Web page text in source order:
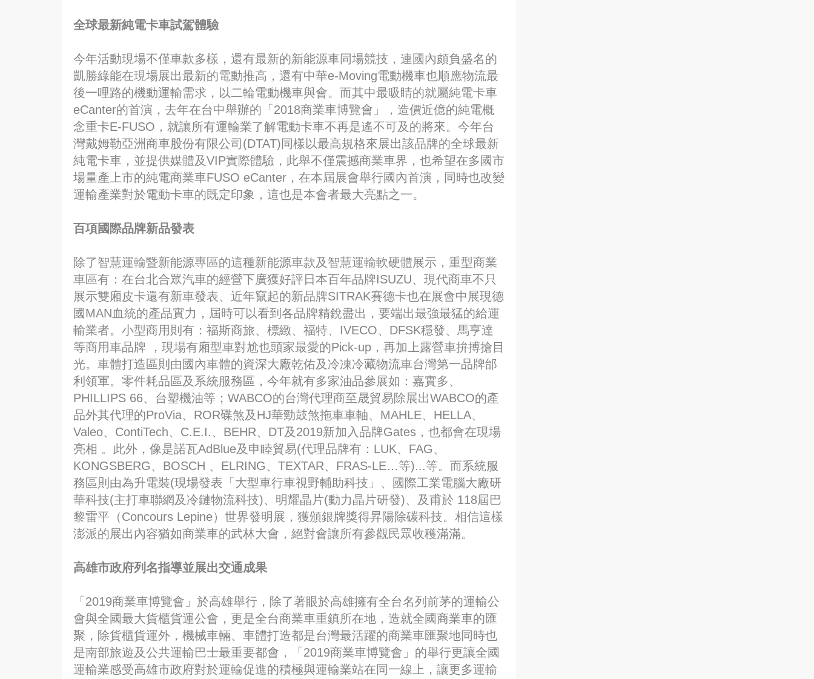
全球最新純電卡車試駕體驗
今年活動現場不僅車款多樣，還有最新的新能源車同場競技，連國內頗負盛名的
凱勝綠能在現場展出最新的電動推高，還有中華e-Moving電動機車也順應物流最
後一哩路的機動運輸需求，以二輪電動機車與會。而其中最吸睛的就屬純電卡車
eCanter的首演，去年在台中舉辦的「2018商業車博覽會」，造價近億的純電概
念重卡E-FUSO，就讓所有運輸業了解電動卡車不再是遙不可及的將來。今年台
灣戴姆勒亞洲商車股份有限公司(DTAT)同樣以最高規格來展出該品牌的全球最新
純電卡車，並提供媒體及VIP實際體驗，此舉不僅震撼商業車界，也希望在多國市
場量產上市的純電商業車FUSO eCanter，在本屆展會舉行國內首演，同時也改變
運輸產業對於電動卡車的既定印象，這也是本會者最大亮點之一。
百項國際品牌新品發表
除了智慧運輸暨新能源專區的這種新能源車款及智慧運輸軟硬體展示，重型商業
車區有：在台北合眾汽車的經營下廣獲好評日本百年品牌ISUZU、現代商車不只
展示雙廂皮卡還有新車發表、近年竄起的新品牌SITRAK賽德卡也在展會中展現德
國MAN血統的產品實力，屆時可以看到各品牌精銳盡出，要端出最強最猛的給運
輸業者。小型商用則有：福斯商旅、標緻、福特、IVECO、DFSK穩發、馬亨達
等商用車品牌 ，現場有廂型車對尬也頭家最愛的Pick-up，再加上露營車拚搏搶目
光。車體打造區則由國內車體的資深大廠乾佑及冷凍冷藏物流車台灣第一品牌邰
利領軍。零件耗品區及系統服務區，今年就有多家油品參展如：嘉實多、
PHILLIPS 66、台塑機油等；WABCO的台灣代理商至晟貿易除展出WABCO的產
品外其代理的ProVia、ROR碟煞及HJ華勁鼓煞拖車車軸、MAHLE、HELLA、
Valeo、ContiTech、C.E.I.、BEHR、DT及2019新加入品牌Gates，也都會在現場
亮相 。此外，像是諾瓦AdBlue及申睦貿易(代理品牌有：LUK、FAG、
KONGSBERG、BOSCH 、ELRING、TEXTAR、FRAS-LE…等)...等。而系統服
務區則由為升電裝(現場發表「大型車行車視野輔助科技」、國際工業電腦大廠研
華科技(主打車聯網及冷鏈物流科技)、明耀晶片(動力晶片研發)、及甫於 118屆巴
黎雷平（Concours Lepine）世界發明展，獲頒銀牌獎得昇陽除碳科技。相信這樣
澎派的展出內容猶如商業車的武林大會，絕對會讓所有參觀民眾收穫滿滿。
高雄市政府列名指導並展出交通成果
「2019商業車博覽會」於高雄舉行，除了著眼於高雄擁有全台名列前茅的運輸公
會與全國最大貨櫃貨運公會，更是全台商業車重鎮所在地，造就全國商業車的匯
聚，除貨櫃貨運外，機械車輛、車體打造都是台灣最活躍的商業車匯聚地同時也
是南部旅遊及公共運輸巴士最重要都會，「2019商業車博覽會」的舉行更讓全國
運輸業感受高雄市政府對於運輸促進的積極與運輸業站在同一線上，讓更多運輸